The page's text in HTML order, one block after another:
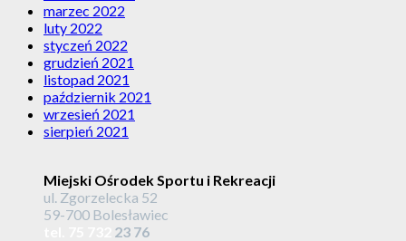
marzec 2022
luty 2022
styczeń 2022
grudzień 2021
listopad 2021
październik 2021
wrzesień 2021
sierpień 2021
Miejski Ośrodek Sportu i Rekreacji
ul. Zgorzelecka 52
59-700 Bolesławiec
23 76